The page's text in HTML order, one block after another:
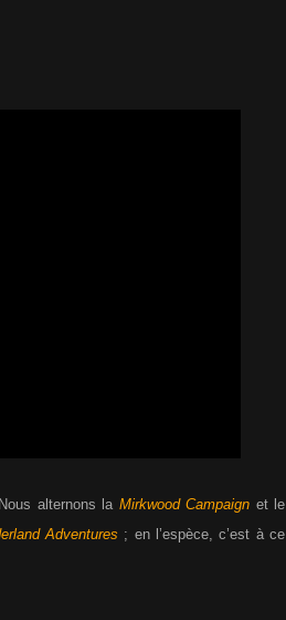
alternons la Mirkwood Campaign et le
Adventures ; en l’espèce, c’est à ce